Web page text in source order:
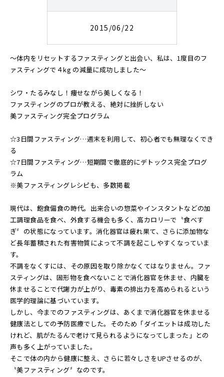
2015/06/22
～体内をリセットするファスティングと出会い、私は、1度目のフ
ァスティングで４kg の減量に成功しました～
シワ・たるみなし！痩せながら美しくなる！
ファスティングのプロが教える、絶対に挫折しない
美ファスティング完全プログラム
☆3日間ファスティング…週末を利用して、初心者でも無理なくでき
る
☆7日間ファスティング…短期間で徹底的にデトックス完全プログ
ラム
※美ファスティングレシピも、多数掲載
現代は、飽食偏食の時代。出来合いの惣菜やインスタントなどの加
工調理食品を食べ、外食する機会も多く、高カロリーで〝食べす
ぎ〞の状態になっています。消化器官は疲れ果て、さらに添加物な
ど長年蓄積された有害物質によって不調を起こしやすくなっていま
す。
不調をなくすには、その原因を取り除かなくてはなりません。ファ
スティングは、固形物を食べないことで消化器官を休ませ、内臓を
休ませることで代謝力が上がり、毒素の排出力を高められるという
医学的理論に基づいています。
しかし、今までのファスティングは、あくまで消化器官を休ませる
健康法としての予防医療でした。そのため「ダイエットは成功した
けれど、肌がたるんで老けて見られるようになってしまった」との
声も多く上がっていました。
そこで体の内から健康に整え、さらに若々しさをUPさせるのが、
〝美ファスティング〞なのです。